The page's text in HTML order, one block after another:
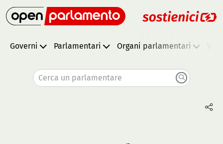
Governi Parlamentari Organi parlamentari
Cerca un parlamentare